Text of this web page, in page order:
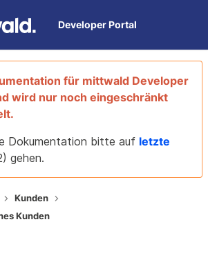
Developer Portal
für mittwald Developer
wird nur noch eingeschränkt
Dokumentation bitte auf letzte
) gehen.
Kunden
Kunden